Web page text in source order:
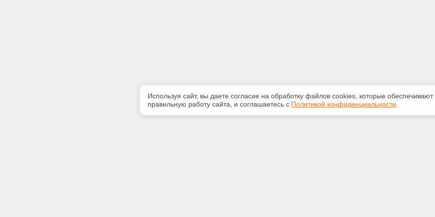
Используя сайт, вы даете согласие на обработку файлов сооkiеs, которые обеспечивают
правильную работу сайта, и соглашаетесь с Политикой конфиденциальности